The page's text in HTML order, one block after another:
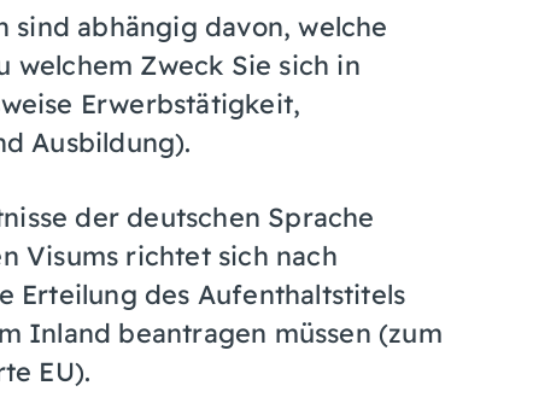
sind abhängig davon, welche
welchem Zweck Sie sich in
Erwerbstätigkeit,
Ausbildung).
der deutschen Sprache
Visums richtet sich nach
Erteilung des Aufenthaltstitels
Inland beantragen müssen (zum
EU).